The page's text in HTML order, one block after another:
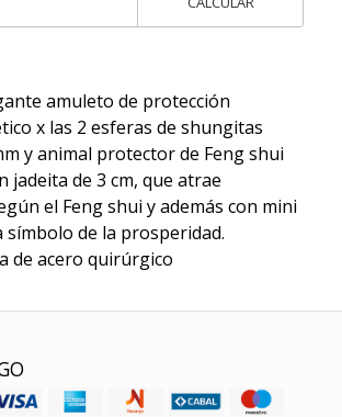
amuleto de protección
x las 2 esferas de shungitas
y animal protector de Feng shui
jadeita de 3 cm, que atrae
el Feng shui y además con mini
símbolo de la prosperidad.
de acero quirúrgico